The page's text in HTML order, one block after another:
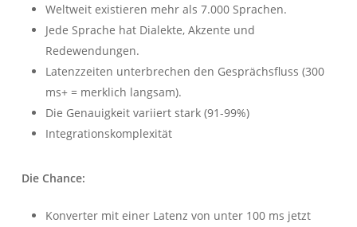
Weltweit existieren mehr als 7.000 Sprachen.
Jede Sprache hat Dialekte, Akzente und
Redewendungen.
Latenzzeiten unterbrechen den Gesprächsfluss (300
ms+ = merklich langsam).
Die Genauigkeit variiert stark (91-99%)
Integrationskomplexität
Die Chance:
Konverter mit einer Latenz von unter 100 ms jetzt